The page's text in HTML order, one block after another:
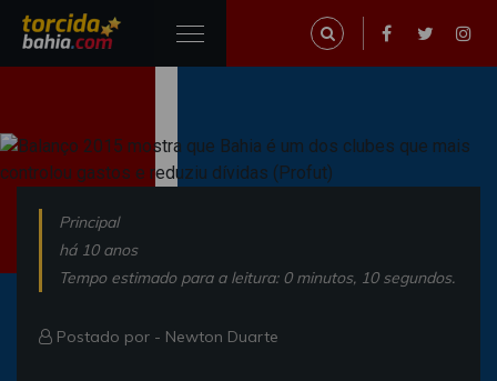
Principal
há 10 anos
Tempo estimado para a leitura: 0 minutos, 10 segundos.
Postado por - Newton Duarte